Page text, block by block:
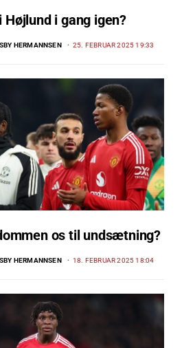
Højlund i gang igen?
HERMANNSEN 25. FEBRUAR 2025 19:33
os til undsætning?
HERMANNSEN 18. FEBRUAR 2025 18:04